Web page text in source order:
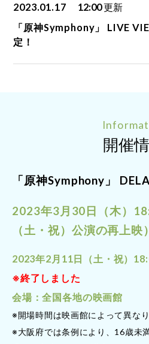
2023.01.17 12:00更新
「原神Symphony」 LIVE
定！
開催
「原神Symphony」
2023年3月30日（木）
（土・祝）公演の再上映）
2023年2月11日（土・祝）
※終了しました
会場：全国各地の映画館
※開場時間は映画館によって異なり
※大阪府では条例により、16歳未